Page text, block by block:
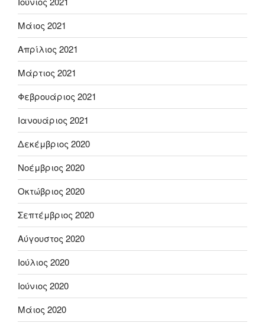
Μάιος 2021
Απρίλιος 2021
Μάρτιος 2021
Φεβρουάριος 2021
Ιανουάριος 2021
Δεκέμβριος 2020
Νοέμβριος 2020
Οκτώβριος 2020
Σεπτέμβριος 2020
Αύγουστος 2020
Ιούλιος 2020
Ιούνιος 2020
Μάιος 2020